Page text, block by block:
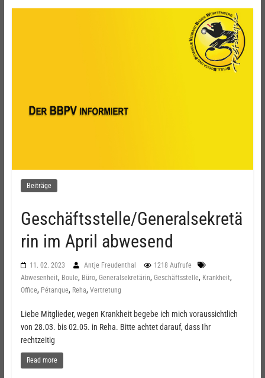
Beiträge
Geschäftsstelle/Generalsekretä
rin im April abwesend
11. 02. 2023 Antje Freudenthal
1218 Aufrufe
Abwesenheit, Boule, Büro, Generalsekretärin, Geschäftsstelle, Krankheit,
Office, Pétanque, Reha, Vertretung
Liebe Mitglieder, wegen Krankheit begebe ich mich voraussichtlich
von 28.03. bis 02.05. in Reha. Bitte achtet darauf, dass Ihr
rechtzeitig
Read more